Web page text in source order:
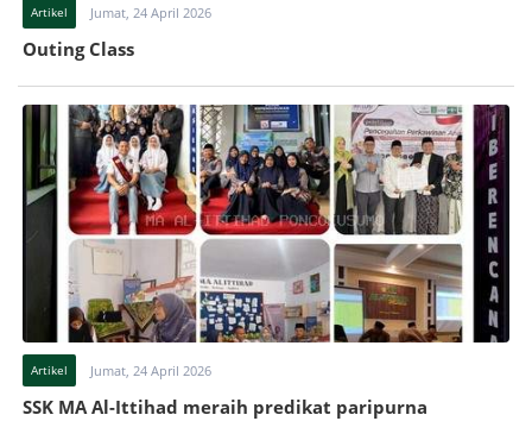
Artikel Jumat, 24 April 2026
Outing Class
Artikel Jumat, 24 April 2026
SSK MA Al-Ittihad meraih predikat paripurna